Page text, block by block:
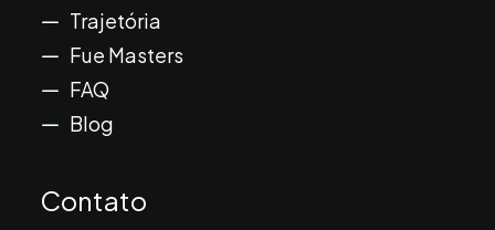
Trajetória
Fue Masters
FAQ
Blog
Contato